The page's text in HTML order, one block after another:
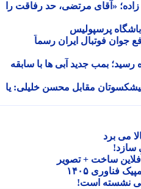
«آقای مرتضی، حد رفاقت را
پرسپولیس
فوتبال ایران رسماً
بمب جدید آبی ها با سابقه
مقابل محسن خلیلی: یا
برد
ساخت + تصویر
۱۴۰۵
است!